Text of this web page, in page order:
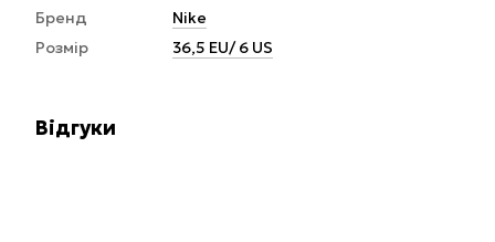
Бренд
Nike
Розмір
36,5 EU/ 6 US
Відгуки